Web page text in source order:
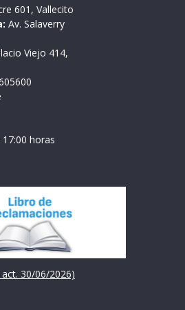
601, Vallecito
Av. Salaverry
Viejo 414,
horas
30/06/2026)